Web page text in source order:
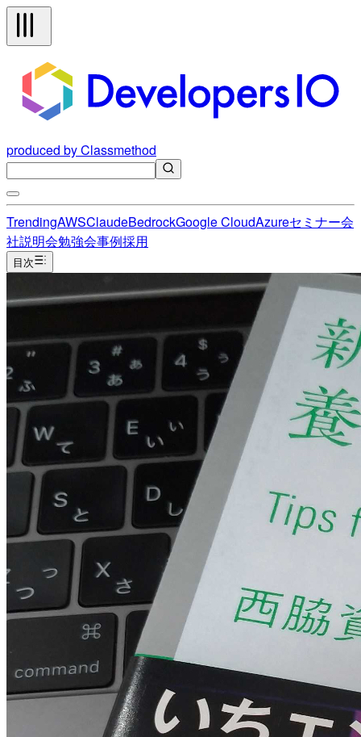
produced by Classmethod
TrendingAWSClaudeBedrockGoogle CloudAzureセミナー会
社説明会勉強会事例採用
目次